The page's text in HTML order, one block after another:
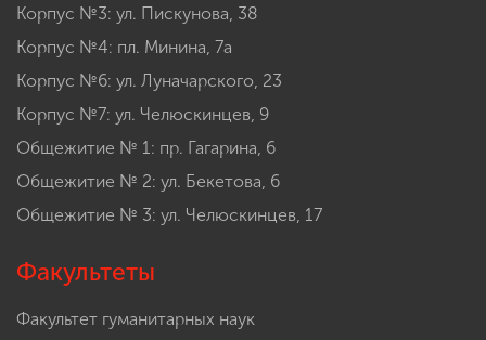
Корпус №3: ул. Пискунова, 38
Корпус №4: пл. Минина, 7а
Корпус №6: ул. Луначарского, 23
Корпус №7: ул. Челюскинцев, 9
Общежитие № 1: пр. Гагарина, 6
Общежитие № 2: ул. Бекетова, 6
Общежитие № 3: ул. Челюскинцев, 17
Факультеты
Факультет гуманитарных наук